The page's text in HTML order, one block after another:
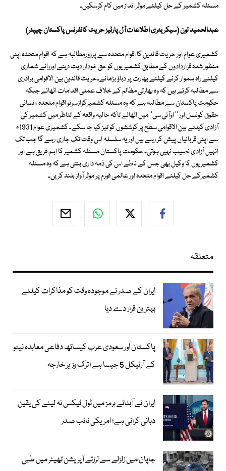
مسئلہ کشمیر کے حل کیلئے موثر انداز میں کام کرسکیں۔
عبدالحمید لون (سیکریٹری اطلاعات آل پارٹیز حریت کانفرنس پاکستان چیپٹر)
کشمیری عوام اور حریت قائدین کا اقوام متحدہ سے پرزورمطالبہ ہے کہ اقوام متحدہ اپنی
منظور شدہ قراردادوں کے مطابق کشمیریوں کو حق خودارادیت دینے اوررائے شماری
کیلئے راہ ہموار کرنے کیلئے بھارت پر دباؤ بڑھائے۔حریت قائدین بین الاقوامی برادری
سے مطالبہ کرتے ہیں کہ وہ بھارتی مظالم کے خلاف عملی اقدامات اٹھائے جبکہ
حکومت پاکستان سے مطالبہ ہے کہ وہ مسئلہ کشمیرکوازسرنو اقوام متحدہ ،انسانی
حقوق کونسل اور '' اوآئی سی'' میں اٹھائے تاکہ حالیہ واقعہ کے تناظر میں کشمیر کی
آزادی کیلئے بین الاقوامی سطح پر کوششوں کو تیز کیا جا سکے۔ کشمیری عوام 1931ء
سے اپنی قربانیاں پیش کر رہے ہیں اور یہ سلسلہ اس وقت تک جاری رہے گا جب تک
انہیں آزادی نصیب نہیں ہوتی۔ حکومت پاکستان مسئلہ کشمیر کا اہم فریق ہے اور
کشمیریوں کا وکیل بھی جس کے ناطے اس کی ذمہ داری بنتی ہے کہ وہ مسئلہ
کشمیرکے حل کیلئے اقوام متحدہ اور عالمی فورم پر موثر آواز بلند کریں۔
متعلقہ
ایران کے صدر نے موجودہ وقت کو مذاکرات کیلئے
بہترین قرار دے دیا
پاکستان اور سعودی عرب کیساتھ دفاعی معاہدہ نیٹو
کے آرٹیکل 5 جیسا ہے؛ ترک وزیر خارجہ
ایران نے آبنائے ہرمز میں ٹول ٹیکس نہ لینے کی یقین
دہانی کرائی ہے؛ امریکی نائب صدر
جاپان میں زلزلے سے لرزتے آپریشن تھیٹر میں طبی